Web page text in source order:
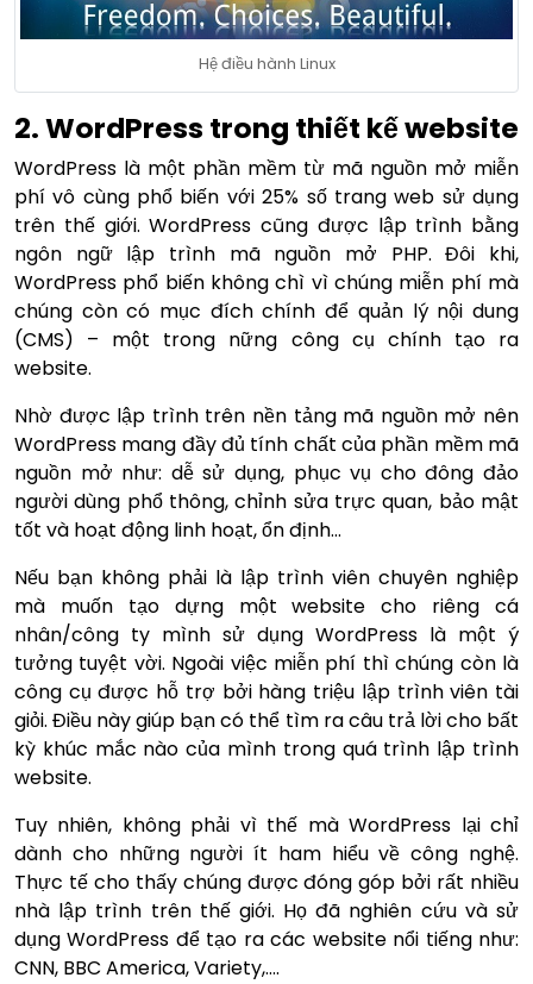
Hệ điều hành Linux
2. WordPress trong thiết kế website
WordPress là một phần mềm từ mã nguồn mở miễn
phí vô cùng phổ biến với 25% số trang web sử dụng
trên thế giới. WordPress cũng được lập trình bằng
ngôn ngữ lập trình mã nguồn mở PHP. Đôi khi,
WordPress phổ biến không chì vì chúng miễn phí mà
chúng còn có mục đích chính để quản lý nội dung
(CMS) – một trong nững công cụ chính tạo ra
website.
Nhờ được lập trình trên nền tảng mã nguồn mở nên
WordPress mang đầy đủ tính chất của phần mềm mã
nguồn mở như: dễ sử dụng, phục vụ cho đông đảo
người dùng phổ thông, chỉnh sửa trực quan, bảo mật
tốt và hoạt động linh hoạt, ổn định…
Nếu bạn không phải là lập trình viên chuyên nghiệp
mà muốn tạo dựng một website cho riêng cá
nhân/công ty mình sử dụng WordPress là một ý
tưởng tuyệt vời. Ngoài việc miễn phí thì chúng còn là
công cụ được hỗ trợ bởi hàng triệu lập trình viên tài
giỏi. Điều này giúp bạn có thể tìm ra câu trả lời cho bất
kỳ khúc mắc nào của mình trong quá trình lập trình
website.
Tuy nhiên, không phải vì thế mà WordPress lại chỉ
dành cho những người ít ham hiểu về công nghệ.
Thực tế cho thấy chúng được đóng góp bởi rất nhiều
nhà lập trình trên thế giới. Họ đã nghiên cứu và sử
dụng WordPress để tạo ra các website nổi tiếng như:
CNN, BBC America, Variety,….